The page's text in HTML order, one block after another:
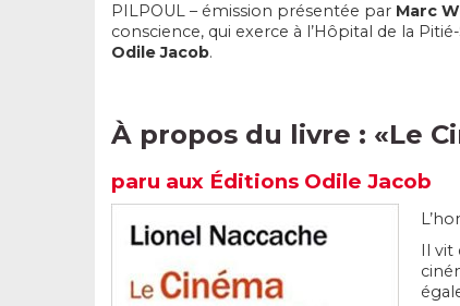
PILPOUL – émission présentée par Marc
conscience, qui exerce à l’Hôpital de la
Odile Jacob.
À propos du livre : «Le
paru aux Éditions Odile Jacob
Il vit